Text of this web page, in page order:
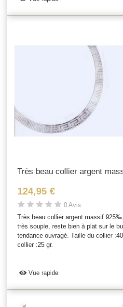
Très beau collier argent
124,95 €
0 Avis
Très beau collier argent massif
très souple, reste bien à plat sur le
tendance ouvragé. Taille du collier
collier :25 gr.
Vue rapide